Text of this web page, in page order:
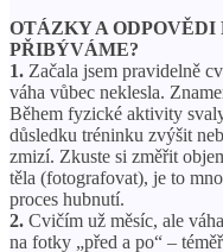
OTÁZKY A ODPOVĚDI
PŘIBÝVÁME?
1. Začala jsem pravidelně
váha vůbec neklesla.
Během fyzické aktivity
důsledku tréninku zvýšit
zmizí. Zkuste si změřit
těla (fotografovat), je to
proces hubnutí.
2. Cvičím už měsíc, ale
na fotky „před a po“ –